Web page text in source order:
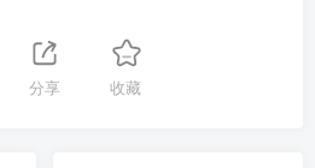
分享 收藏